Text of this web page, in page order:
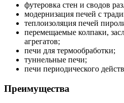
футеровка стен и сводов
модернизация печей с
теплоизоляция печей
перемещаемые колпаки,
агрегатов;
печи для термообработки;
туннельные печи;
печи периодического
Преимущества